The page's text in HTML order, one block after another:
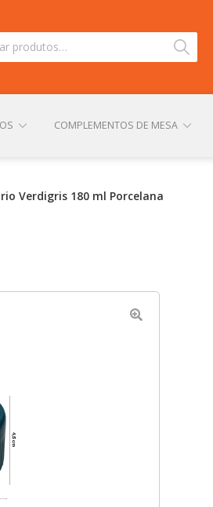
Pesquisar
COMPLEMENTOS DE MESA
Verdigris 180 ml Porcelana